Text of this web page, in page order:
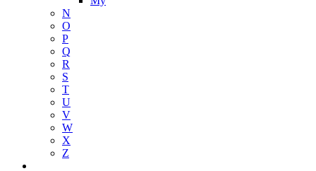
N
O
P
Q
R
S
T
U
V
W
X
Z